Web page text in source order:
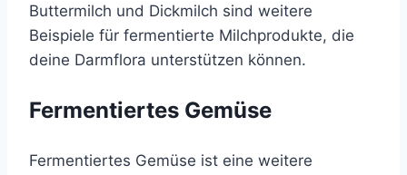
Buttermilch und Dickmilch sind weitere
Beispiele für fermentierte Milchprodukte, die
deine Darmflora unterstützen können.
Fermentiertes Gemüse
Fermentiertes Gemüse ist eine weitere